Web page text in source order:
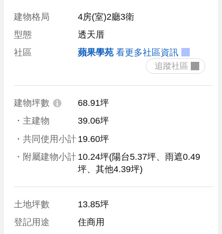
建物格局
4房(室)2廳3衛
型態
透天厝
社區
蘋果學苑 看更多社區資訊
建物坪數
68.91坪
・主建物
39.06坪
・共同使用小計 19.60坪
・附屬建物小計 10.24坪(陽台5.37坪、雨遮0.49
坪、其他4.39坪)
土地坪數
13.85坪
登記用途
住商用